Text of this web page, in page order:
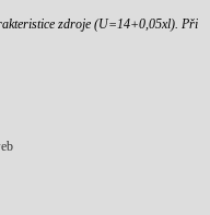
zdroje (U=14+0,05xl). Při